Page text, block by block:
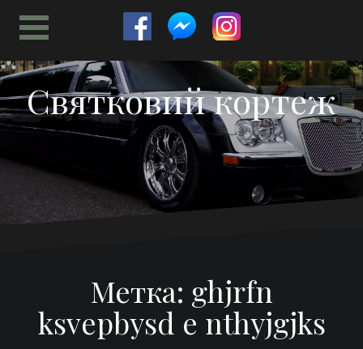
содержимому
Святковий кортеж
Метка: ghjrfn
ksvepbysd e nthyjgjks